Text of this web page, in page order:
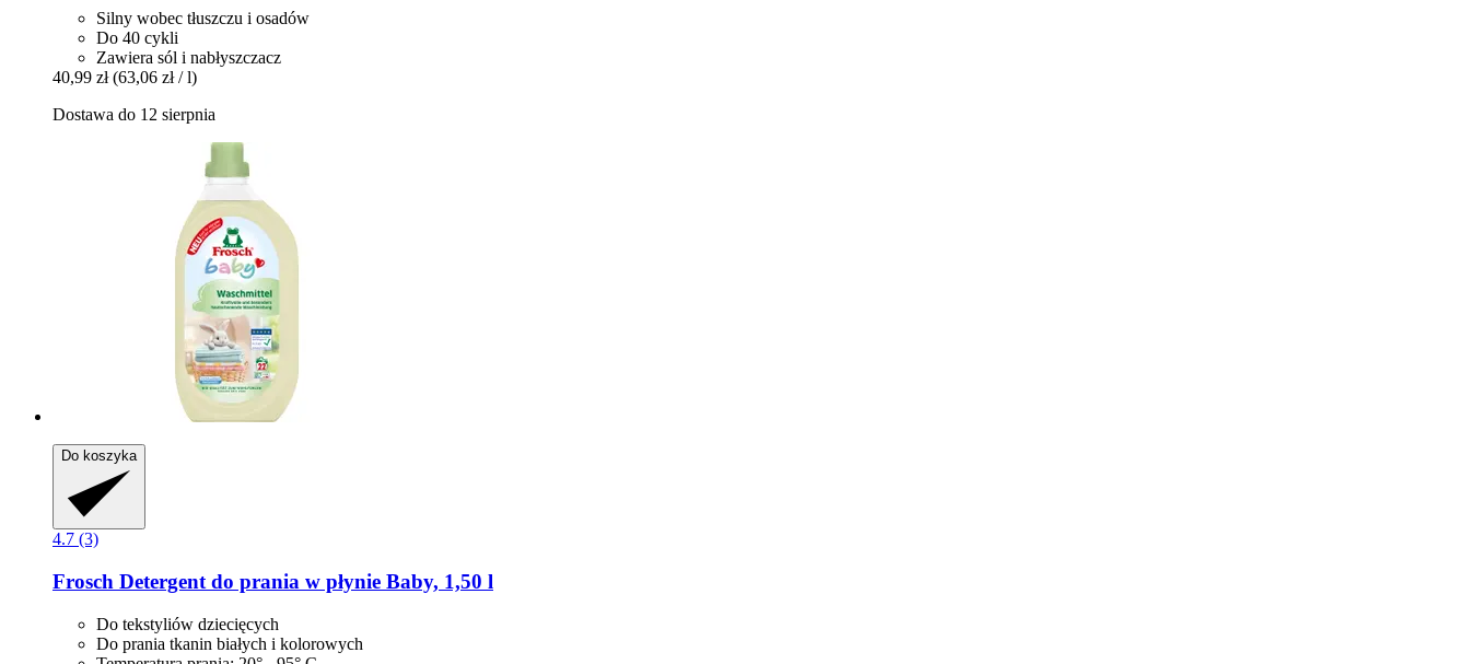
Silny wobec tłuszczu i osadów
Do 40 cykli
Zawiera sól i nabłyszczacz
40,99 zł (63,06 zł / l)
Dostawa do 12 sierpnia
Do koszyka
4.7 (3)
Frosch Detergent do prania w płynie Baby, 1,50 l
Do tekstyliów dziecięcych
Do prania tkanin białych i kolorowych